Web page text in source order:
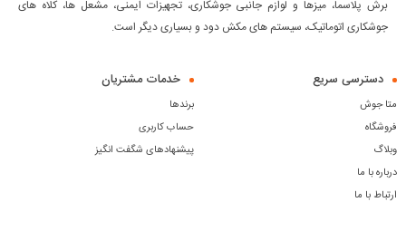
برش پلاسما، میزها و لوازم جانبی جوشکاری، تجهیزات ایمنی، مشعل ها، کلاه های
جوشکاری اتوماتیک، سیستم های مکش دود و بسیاری دیگر است.
دسترسی سریع
متا جوش
فروشگاه
وبلاگ
درباره با ما
ارتباط با ما
خدمات مشتریان
برندها
حساب کاربری
پیشنهادهای شگفت انگیز